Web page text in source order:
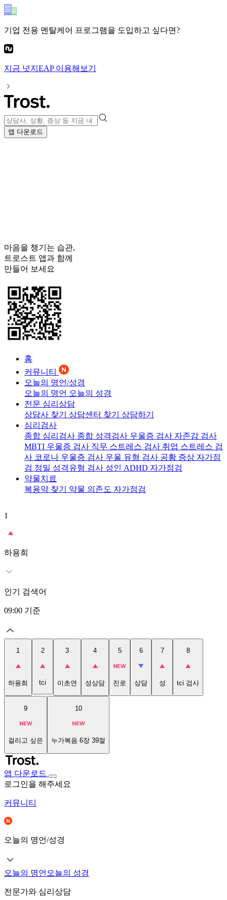
기업 전용 멘탈케어 프로그램을 도입하고 싶다면?
지금 넛지EAP이용해보기
앱 다운로드
마음을 챙기는 습관,
트로스트 앱과 함께
만들어 보세요
홈
커뮤니티
오늘의 명언/성경
오늘의 명언 오늘의 성경
전문 심리상담
상담사 찾기 상담센터 찾기 상담하기
심리검사
종합 심리검사 종합 성격검사 우울증 검사 자존감 검사
MBTI 우울증 검사 직무 스트레스 검사 취업 스트레스 검
사 코로나 우울증 검사 우울 유형 검사 공황 증상 자가점
검 정밀 성격유형 검사 성인 ADHD 자가점검
약물치료
복용약 찾기 약물 의존도 자가점검
1
하용희
인기 검색어
09:00 기준
1
하용희
2
tci
3
이초연
4
성상담
5
진로
6
상담
7
성
8
tci 검사
9
걸리고 싶은
10
누가복음 6장 39절
앱 다운로드
로그인을 해주세요
커뮤니티
오늘의 명언/성경
오늘의 명언 오늘의 성경
전문가와 심리상담